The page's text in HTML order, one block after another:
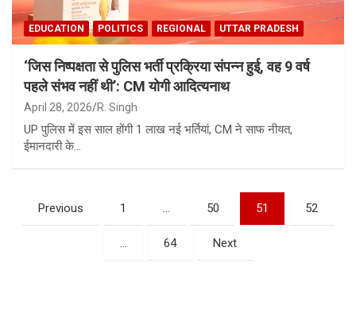
EDUCATION POLITICS REGIONAL UTTAR PRADESH
‘जिस निष्पक्षता से पुलिस भर्ती प्रक्रिया संपन्न हुई, वह 9 वर्ष
पहले संभव नहीं थी’: CM योगी आदित्यनाथ
April 28, 2026 R. Singh
UP पुलिस में इस साल होंगी 1 लाख नई भर्तियां, CM ने साफ नीयत,
ईमानदारी के…
Posts
pagination
Previous 1 … 50 51 52
… 64 Next